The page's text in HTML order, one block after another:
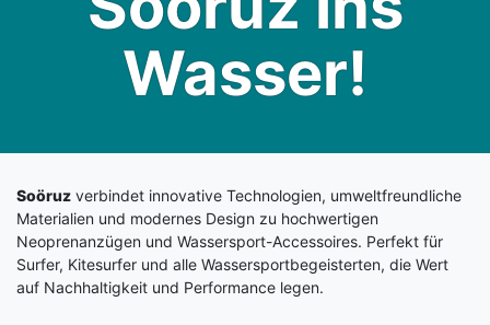
Wasser!
Soöruz verbindet innovative Technologien, umweltfreundliche
Materialien und modernes Design zu hochwertigen
Neoprenanzügen und Wassersport-Accessoires. Perfekt für
Surfer, Kitesurfer und alle Wassersportbegeisterten, die Wert
auf Nachhaltigkeit und Performance legen.